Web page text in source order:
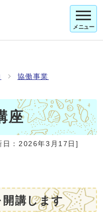
メニュー
協働事業
座
： 2026年3月17日]
講します